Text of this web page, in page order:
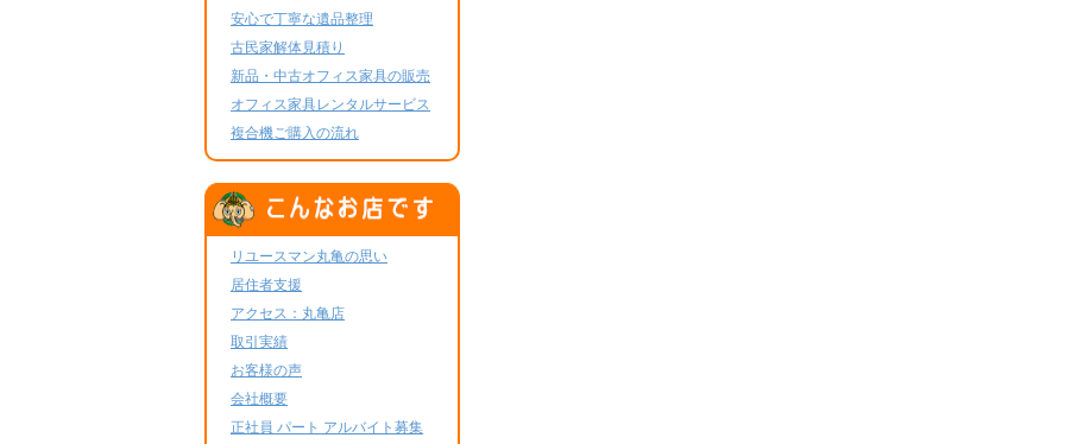
安心で丁寧な遺品整理
古民家解体見積り
新品・中古オフィス家具の販売
オフィス家具レンタルサービス
複合機ご購入の流れ
リユースマン丸亀の思い
居住者支援
アクセス：丸亀店
取引実績
お客様の声
会社概要
正社員 パート アルバイト募集